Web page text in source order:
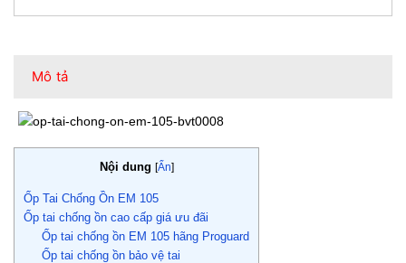
Mô tả
Nội dung [Ẩn]
Ốp Tai Chống Ồn EM 105
Ốp tai chống ồn cao cấp giá ưu đãi
Ốp tai chống ồn EM 105 hãng Proguard
Ốp tai chống ồn bảo vệ tai